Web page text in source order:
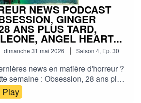
NEWS PODCAST
GINGER
ANS PLUS TARD,
ANGEL HEART...
dimanche 31 mai 2026 | Saison 4, Ep. 30
news en matière d'horreur ?
semaine : Obsession, 28 ans plus
snaps, Damien Leone, Angel
d'autres actus !Sorties ciné,
Play